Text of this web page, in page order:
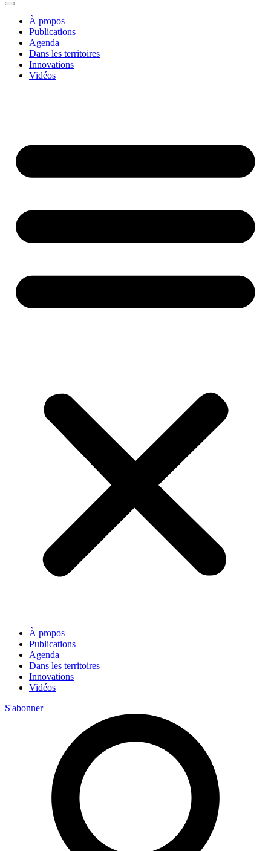
À propos
Publications
Agenda
Dans les territoires
Innovations
Vidéos
À propos
Publications
Agenda
Dans les territoires
Innovations
Vidéos
S'abonner